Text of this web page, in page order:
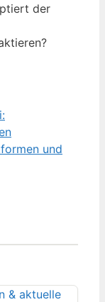
der
und